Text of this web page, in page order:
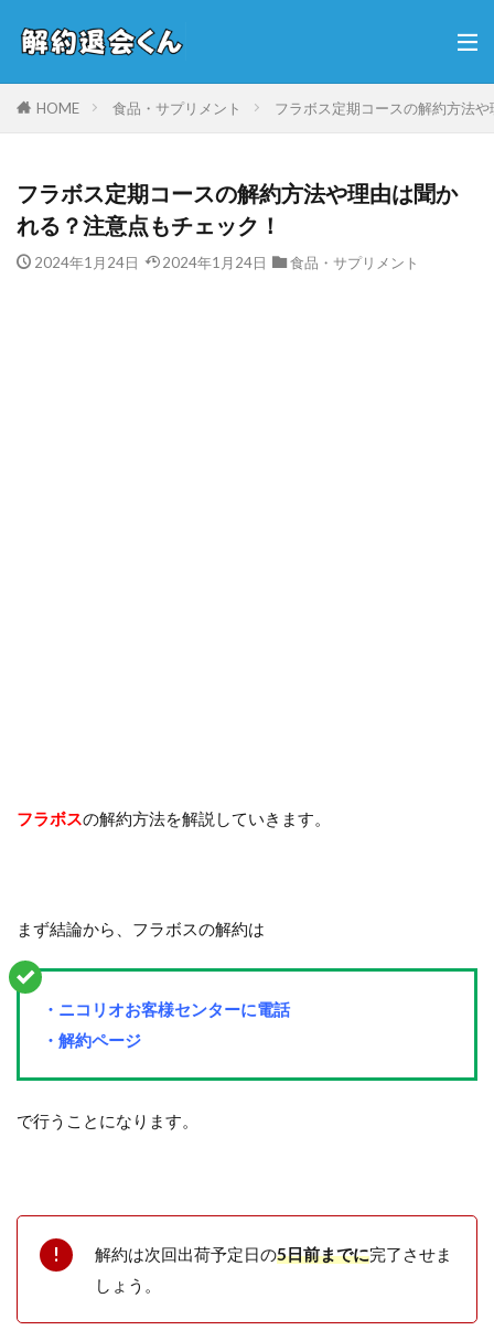
HOME 食品・サプリメント フラボス定期コースの解約方法
フラボス定期コースの解約方法や理由は聞か
れる？注意点もチェック！
2024年1月24日 2024年1月24日 食品・サプリメント
フラボスの解約方法を解説していきます。
まず結論から、フラボスの解約は
・ニコリオお客様センターに電話
・解約ページ
で行うことになります。
解約は次回出荷予定日の5日前までに完了させま
しょう。